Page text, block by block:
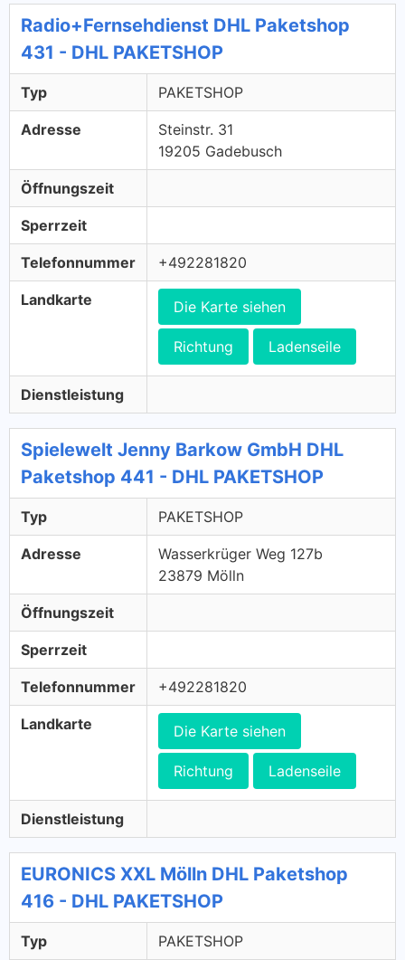
Radio+Fernsehdienst DHL Paketshop
431 - DHL PAKETSHOP
Typ PAKETSHOP
Adresse
Steinstr. 31
19205 Gadebusch
Öffnungszeit
Sperrzeit
Telefonnummer +492281820
Landkarte Die Karte siehen
Richtung Ladenseile
Dienstleistung
Spielewelt Jenny Barkow GmbH DHL
Paketshop 441 - DHL PAKETSHOP
Typ PAKETSHOP
Adresse
Wasserkrüger Weg 127b
23879 Mölln
Öffnungszeit
Sperrzeit
Telefonnummer +492281820
Landkarte Die Karte siehen
Richtung Ladenseile
Dienstleistung
EURONICS XXL Mölln DHL Paketshop
416 - DHL PAKETSHOP
Typ PAKETSHOP